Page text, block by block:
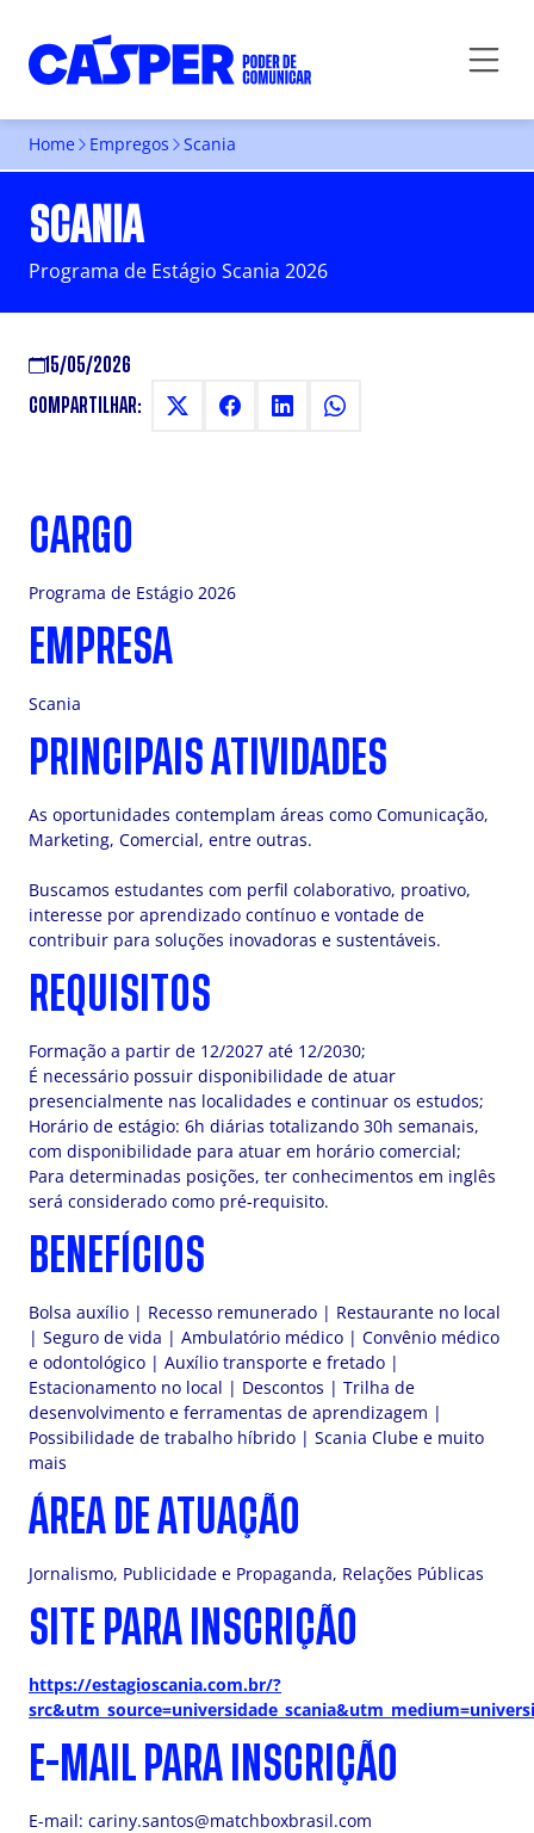
Home Empregos Scania
SCANIA
Programa de Estágio Scania 2026
15/05/2026
COMPARTILHAR:
CARGO
Programa de Estágio 2026
EMPRESA
Scania
PRINCIPAIS ATIVIDADES
As oportunidades contemplam áreas como Comunicação,
Marketing, Comercial, entre outras.
Buscamos estudantes com perfil colaborativo, proativo,
interesse por aprendizado contínuo e vontade de
contribuir para soluções inovadoras e sustentáveis.
REQUISITOS
Formação a partir de 12/2027 até 12/2030;
É necessário possuir disponibilidade de atuar
presencialmente nas localidades e continuar os estudos;
Horário de estágio: 6h diárias totalizando 30h semanais,
com disponibilidade para atuar em horário comercial;
Para determinadas posições, ter conhecimentos em inglês
será considerado como pré-requisito.
BENEFÍCIOS
Bolsa auxílio | Recesso remunerado | Restaurante no local
| Seguro de vida | Ambulatório médico | Convênio médico
e odontológico | Auxílio transporte e fretado |
Estacionamento no local | Descontos | Trilha de
desenvolvimento e ferramentas de aprendizagem |
Possibilidade de trabalho híbrido | Scania Clube e muito
mais
ÁREA DE ATUAÇÃO
Jornalismo, Publicidade e Propaganda, Relações Públicas
SITE PARA INSCRIÇÃO
https://estagioscania.com.br/?
E-MAIL PARA INSCRIÇÃO
E-mail: cariny.santos@matchboxbrasil.com